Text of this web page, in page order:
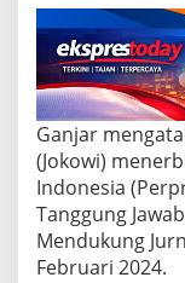
Ganjar
(Jokowi)
Indonesia
Tanggung
Mendukung
Februari 2024.